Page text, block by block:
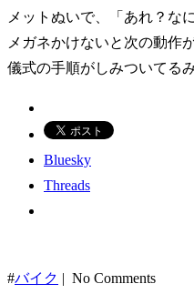
メットぬいで、「あれ？な
メガネかけないと次の動作
儀式の手順がしみついてる
Bluesky
Threads
#バイク | No Comments